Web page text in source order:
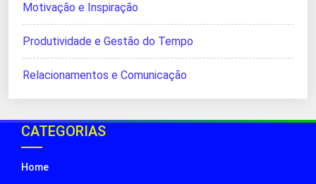
Motivação e Inspiração
Produtividade e Gestão do Tempo
Relacionamentos e Comunicação
CATEGORIAS
Home